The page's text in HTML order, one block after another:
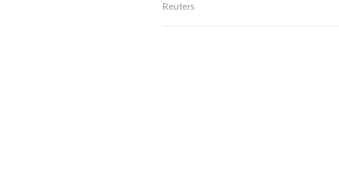
Reuters